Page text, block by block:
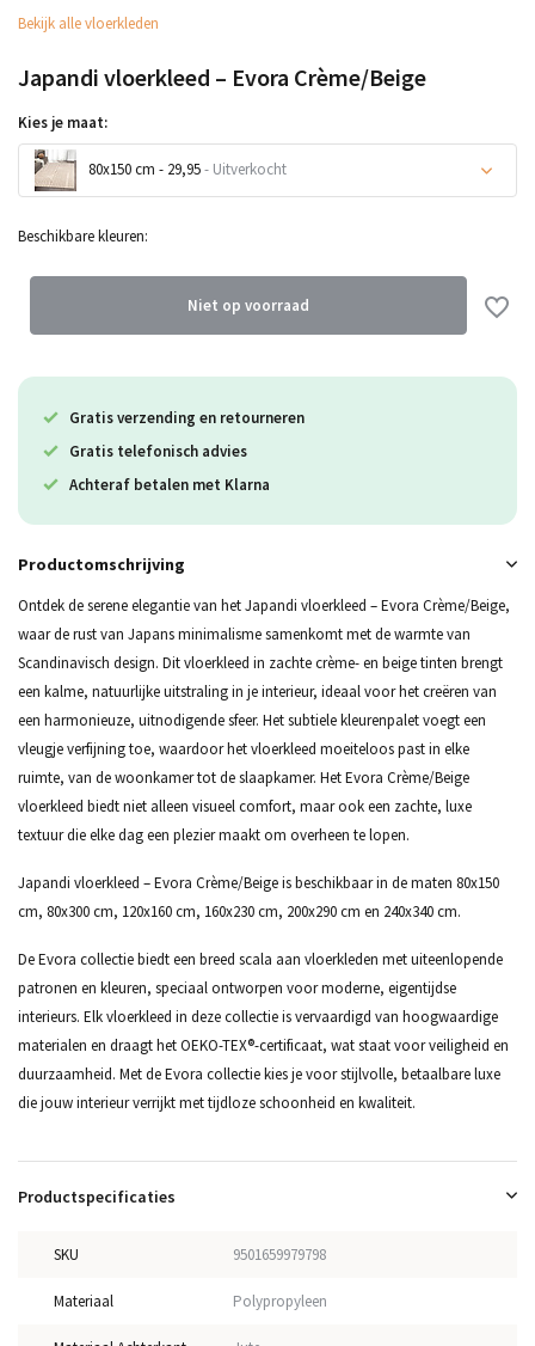
Bekijk alle vloerkleden
Japandi vloerkleed – Evora Crème/Beige
Kies je maat:
80x150 cm - 29,95- Uitverkocht
Uitverkocht
Uitverkocht
Beschikbare kleuren:
Niet op voorraad
Gratis verzending en retourneren
Gratis telefonisch advies
Achteraf betalen met Klarna
Productomschrijving
Ontdek de serene elegantie van het Japandi vloerkleed – Evora Crème/Beige,
waar de rust van Japans minimalisme samenkomt met de warmte van
Scandinavisch design. Dit vloerkleed in zachte crème- en beige tinten brengt
een kalme, natuurlijke uitstraling in je interieur, ideaal voor het creëren van
een harmonieuze, uitnodigende sfeer. Het subtiele kleurenpalet voegt een
vleugje verfijning toe, waardoor het vloerkleed moeiteloos past in elke
ruimte, van de woonkamer tot de slaapkamer. Het Evora Crème/Beige
vloerkleed biedt niet alleen visueel comfort, maar ook een zachte, luxe
textuur die elke dag een plezier maakt om overheen te lopen.
Japandi vloerkleed – Evora Crème/Beige is beschikbaar in de maten 80x150
cm, 80x300 cm, 120x160 cm, 160x230 cm, 200x290 cm en 240x340 cm.
De Evora collectie biedt een breed scala aan vloerkleden met uiteenlopende
patronen en kleuren, speciaal ontworpen voor moderne, eigentijdse
interieurs. Elk vloerkleed in deze collectie is vervaardigd van hoogwaardige
materialen en draagt het OEKO-TEX®-certificaat, wat staat voor veiligheid en
duurzaamheid. Met de Evora collectie kies je voor stijlvolle, betaalbare luxe
die jouw interieur verrijkt met tijdloze schoonheid en kwaliteit.
Productspecificaties
SKU 9501659979798
Materiaal Polypropyleen